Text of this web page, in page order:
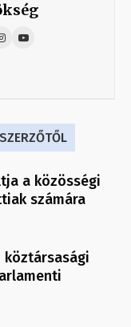
a közösségi
számára
köztársasági